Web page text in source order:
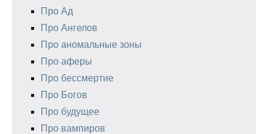
Про Ад
Про Ангелов
Про аномальные зоны
Про аферы
Про бессмертие
Про Богов
Про будущее
Про вампиров